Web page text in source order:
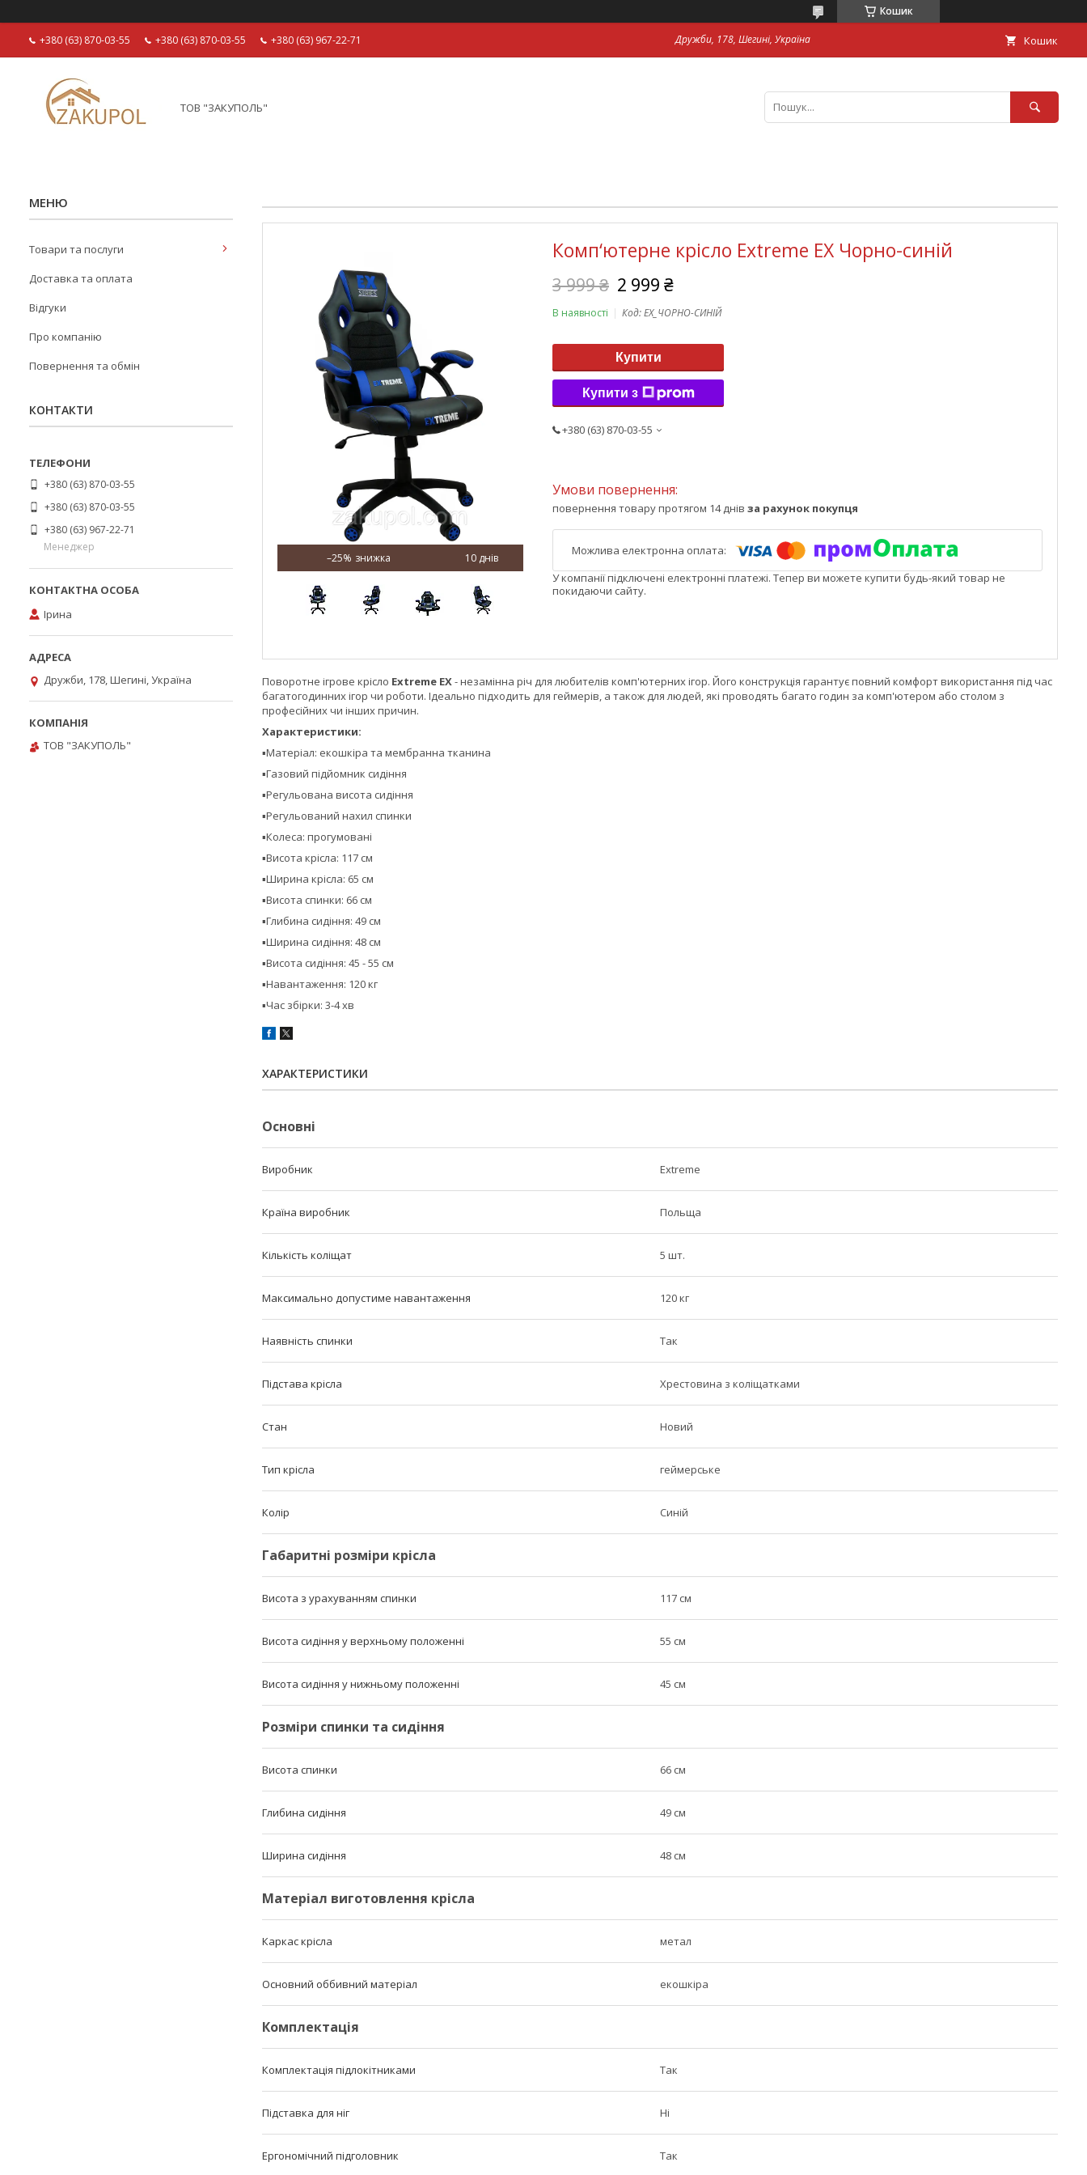
Кошик
+380 (63) 870-03-55 +380 (63) 870-03-55 +380 (63) 967-22-71 Дружби, 178, Шегині, Україна Кошик
ТОВ "ЗАКУПОЛЬ"
–25% 10 днів
Комп‘ютерне крісло Extreme EX Чорно-синій
3 999 ₴ 2 999 ₴
В наявності Код:EX_ЧОРНО-СИНІЙ
Купити
Купити з
+380 (63) 870-03-55
повернення товару протягом 14 днів за рахунок покупця
У компанії підключені електронні платежі. Тепер ви можете купити будь-який товар не
покидаючи сайту.
Поворотне ігрове крісло Extreme EX- незамінна річ для любителів комп'ютерних ігор. Його конструкція гарантує повний комфорт використання під час
багатогодинних ігор чи роботи. Ідеально підходить для геймерів, а також для людей, які проводять багато годин за комп'ютером або столом з
професійних чи інших причин.
Характеристики:
▪️Матеріал: екошкіра та мембранна тканина
▪️Газовий підйомник сидіння
▪️Регульована висота сидіння
▪️Регульований нахил спинки
▪️Колеса: прогумовані
▪️Висота крісла: 117 см
▪️Ширина крісла: 65 см
▪️Висота спинки: 66 см
▪️Глибина сидіння: 49 см
▪️Ширина сидіння: 48 см
▪️Висота сидіння: 45 - 55 см
▪️Навантаження: 120 кг
▪️Час збірки: 3-4 хв
ХАРАКТЕРИСТИКИ
Основні
Виробник Extreme
Країна виробник Польща
Кількість коліщат 5 шт.
Максимально допустиме навантаження 120 кг
Наявність спинки Так
Підстава крісла Хрестовина з коліщатками
Стан Новий
Тип крісла геймерське
Колір Синій
Габаритні розміри крісла
Висота з урахуванням спинки 117 см
Висота сидіння у верхньому положенні 55 см
Висота сидіння у нижньому положенні 45 см
Розміри спинки та сидіння
Висота спинки 66 см
Глибина сидіння 49 см
Ширина сидіння 48 см
Матеріал виготовлення крісла
Каркас крісла метал
Основний оббивний матеріал екошкіра
Комплектація
Комплектація підлокітниками Так
Підставка для ніг Ні
Ергономічний підголовник Так
Товари та послуги
Доставка та оплата
Відгуки
Про компанію
Повернення та обмін
КОНТАКТИ
+380 (63) 870-03-55
+380 (63) 870-03-55
+380 (63) 967-22-71
Менеджер
Ірина
Дружби, 178, Шегині, Україна
ТОВ "ЗАКУПОЛЬ"